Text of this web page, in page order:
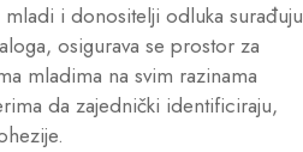
i donositelji odluka surađuju
osigurava se prostor za
mladima na svim razinama
da zajednički identificiraju,